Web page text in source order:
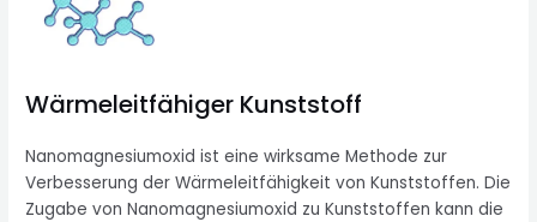
Wärmeleitfähiger Kunststoff
Nanomagnesiumoxid ist eine wirksame Methode zur
Verbesserung der Wärmeleitfähigkeit von Kunststoffen. Die
Zugabe von Nanomagnesiumoxid zu Kunststoffen kann die